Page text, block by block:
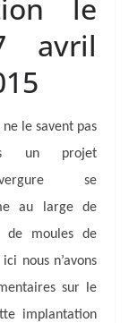
le
avril
ne le savent pas
un projet
se
au large de
de moules de
nous n’avons
sur le
implantation